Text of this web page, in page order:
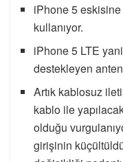
iPhone 5 eskisine
kullanıyor.
iPhone 5 LTE yani
destekleyen
Artık kablosuz
kablo ile
olduğu
girişinin